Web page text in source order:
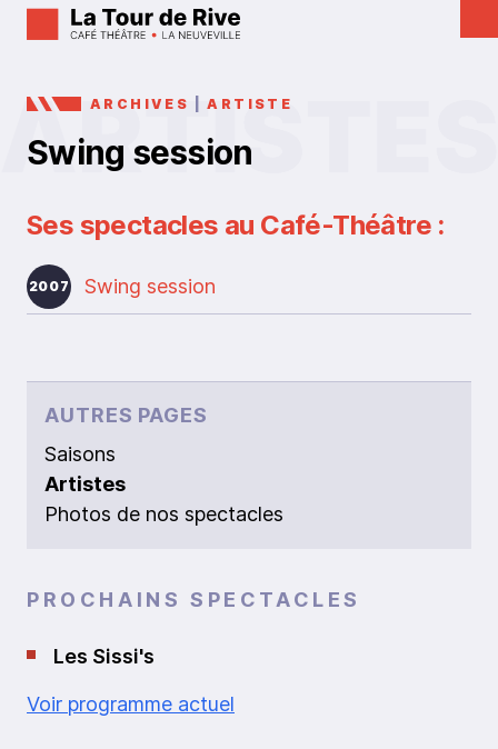
ARCHIVES |ARTISTE
Swing session
Ses spectacles au Café-Théâtre :
2007 Swing session
AUTRES PAGES
Saisons
Artistes
Photos de nos spectacles
PROCHAINS SPECTACLES
Les Sissi's
Voir programme actuel